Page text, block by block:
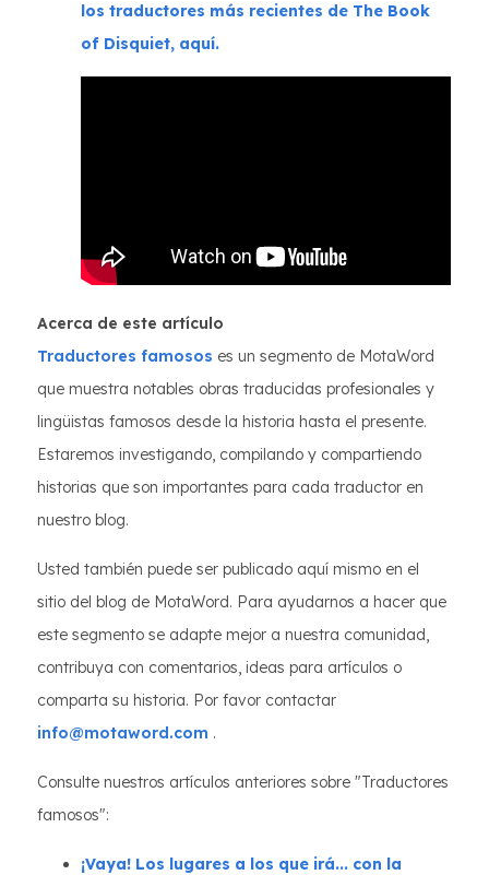
los traductores más recientes de The Book
of Disquiet, aquí.
Acerca de este artículo
Traductores famosos es un segmento de MotaWord
que muestra notables obras traducidas profesionales y
lingüistas famosos desde la historia hasta el presente.
Estaremos investigando, compilando y compartiendo
historias que son importantes para cada traductor en
nuestro blog.
Usted también puede ser publicado aquí mismo en el
sitio del blog de MotaWord. Para ayudarnos a hacer que
este segmento se adapte mejor a nuestra comunidad,
contribuya con comentarios, ideas para artículos o
comparta su historia. Por favor contactar
info@motaword.com .
Consulte nuestros artículos anteriores sobre "Traductores
famosos":
¡Vaya! Los lugares a los que irá... con la